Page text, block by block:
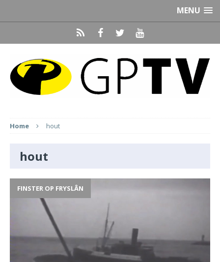
MENU
Home hout
hout
FINSTER OP FRYSLÂN